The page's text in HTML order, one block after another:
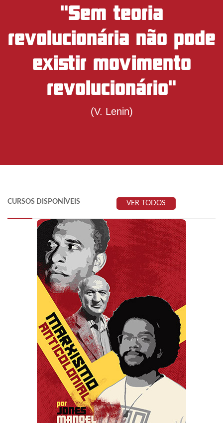
"Sem teoria
revolucionária não pode
existir movimento
revolucionário"
(V. Lenin)
CURSOS DISPONÍVEIS VER TODOS